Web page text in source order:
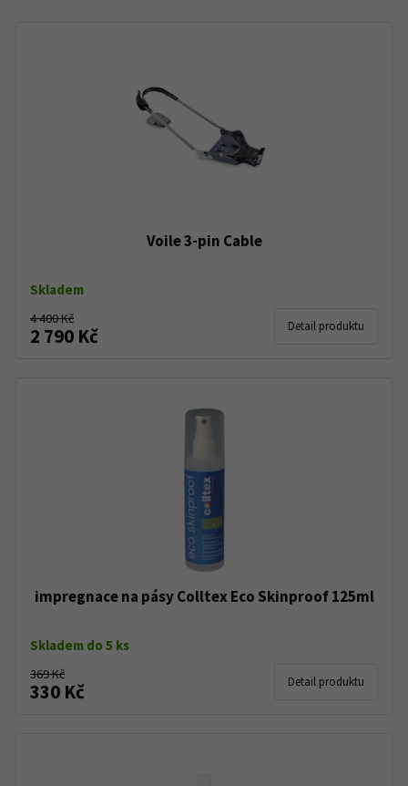
Voile 3-pin Cable
Skladem
4 400 Kč
2 790 Kč Detail produktu
impregnace na pásy Colltex Eco Skinproof 125ml
Skladem do 5 ks
369 Kč
330 Kč Detail produktu